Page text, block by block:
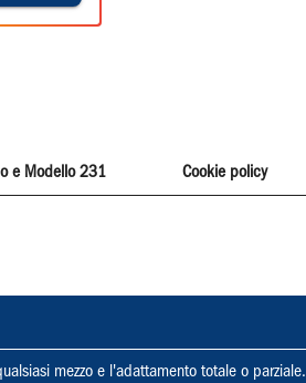
e Modello 231 Cookie policy
mezzo e l'adattamento totale o parziale.